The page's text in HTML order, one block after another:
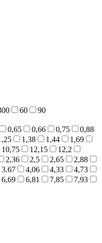
60
90
0,65 0,66 0,75
0,88
1,38 1,44
1,69
10,75 12,15
12,2
2,36 2,5 2,65
2,88
3.67 4,06 4,33
4,73
6,69 6,81 7,85
7,93